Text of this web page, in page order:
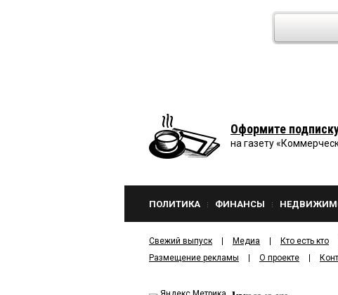
Оформите
на газету
ПОЛИТИКА ФИНАНСЫ
Свежий выпуск Медиа Кто есть кто
Размещение рекламы
О проекте